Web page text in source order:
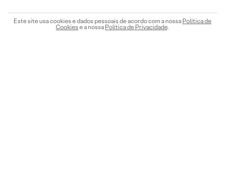
Este site usa cookies e dados pessoais de acordo com a nossa Política de
Cookiese a nossa Política de Privacidade.